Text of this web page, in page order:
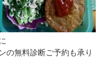
の無料診断ご予約も承り